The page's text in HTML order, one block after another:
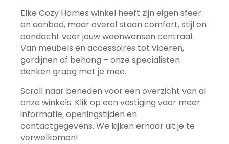
Elke Cozy Homes winkel heeft zijn eigen sfeer
en aanbod, maar overal staan comfort, stijl en
aandacht voor jouw woonwensen centraal.
Van meubels en accessoires tot vloeren,
gordijnen of behang – onze specialisten
denken graag met je mee.
Scroll naar beneden voor een overzicht van al
onze winkels. Klik op een vestiging voor meer
informatie, openingstijden en
contactgegevens. We kijken ernaar uit je te
verwelkomen!